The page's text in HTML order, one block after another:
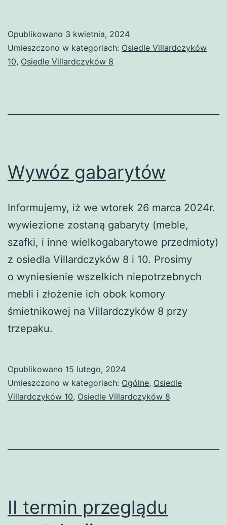
Opublikowano 3 kwietnia, 2024
Umieszczono w kategoriach: Osiedle Villardczyków
10, Osiedle Villardczyków 8
Wywóz gabarytów
Informujemy, iż we wtorek 26 marca 2024r.
wywiezione zostaną gabaryty (meble,
szafki, i inne wielkogabarytowe przedmioty)
z osiedla Villardczyków 8 i 10. Prosimy
o wyniesienie wszelkich niepotrzebnych
mebli i złożenie ich obok komory
śmietnikowej na Villardczyków 8 przy
trzepaku.
Opublikowano 15 lutego, 2024
Umieszczono w kategoriach: Ogólne, Osiedle
Villardczyków 10, Osiedle Villardczyków 8
II termin przeglądu